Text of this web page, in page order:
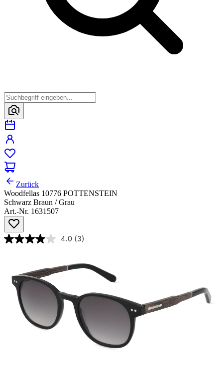
Zurück
Woodfellas 10776 POTTENSTEIN
Schwarz Braun / Grau
Art.-Nr. 1631507
4.0 (3)